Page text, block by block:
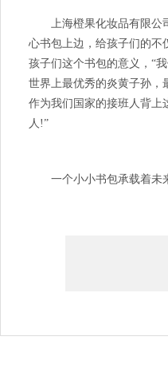
上海橙果化妆品有限公司
心书包上边，给孩子们的不
孩子们这个书包的意义，“
世界上最优秀的炎黄子孙，
作为我们国家的接班人背上
人!”
一个小小书包承载着未来